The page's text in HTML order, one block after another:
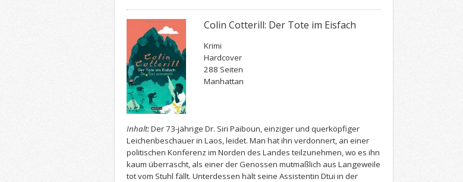
Colin Cotterill: Der Tote im Eisfach
Krimi
Hardcover
288 Seiten
Manhattan
Inhalt:Der 73-jährige Dr. Siri Paiboun, einziger und querköpfiger
Leichenbeschauer in Laos, leidet. Man hat ihn verdonnert, an einer
politischen Konferenz im Norden des Landes teilzunehmen, wo es ihn
kaum überrascht, als einer der Genossen mutmaßlich aus Langeweile
tot vom Stuhl fällt. Unterdessen hält seine Assistentin Dtui in der